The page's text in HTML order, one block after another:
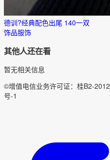
德训?经典配色出尾 140一双
饰品服饰
其他人还在看
暂无相关信息
©增值电信业务许可证：桂B2-
号-1